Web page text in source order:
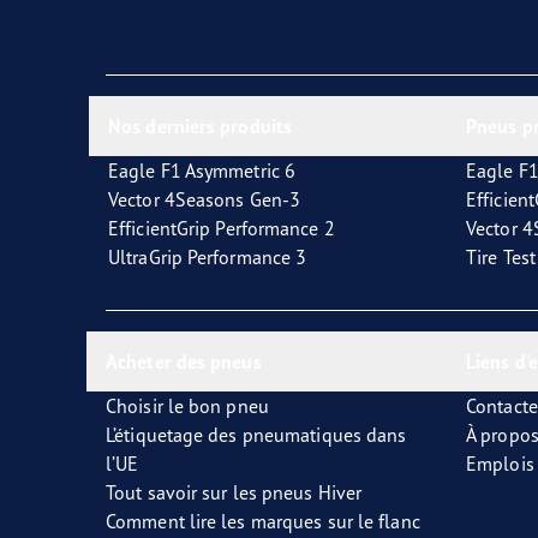
Eagle F1 Asymmetric 6
Vector 4Seasons Gen-3
EfficientGrip Performance 2
UltraGrip Performance 3
Eagle
Vector
Tire
Choisir le bon pneu
L’étiquetage des pneumatiques dans
l’UE
Tout savoir sur les pneus Hiver
Comment lire les marques sur le flanc
À
Emplois